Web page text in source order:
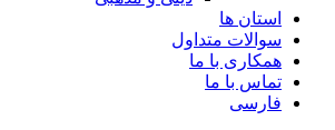
استان ها
سوالات متداول
همکاری با ما
تماس با ما
فارسی